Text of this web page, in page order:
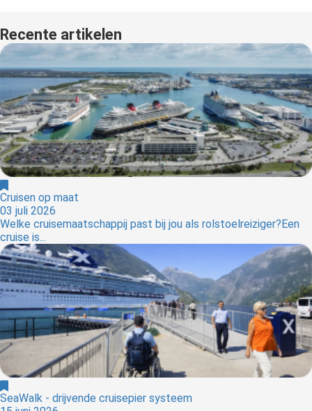
Recente artikelen
Cruisen op maat
03 juli 2026
Welke cruisemaatschappij past bij jou als rolstoelreiziger?Een
cruise is...
SeaWalk - drijvende cruisepier systeem